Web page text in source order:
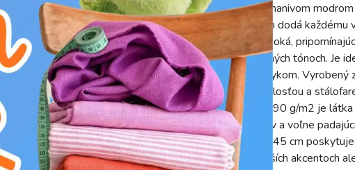
Ponorte sa do elegancie s naším saténom Cobalt v podmanivom
satén s luxusným leskom a hodvábne hladkým povrchom dodá každému
sofistikovanosti. Jeho intenzívna modrá farba je živá a hlboká,
upúta pozornosť, či už pri dennom svetle alebo vo večerných tónoch. Je
materiál s výrazným vizuálnym efektom a príjemným dotykom.
satén sa vyznačuje vynikajúcou odolnosťou, tvarovou stálosťou a
dlhotrvajúcu krásu vašich výtvorov. Vďaka nízkej gramáži 90 g/m2 je látka
splývavá, čo ju predurčuje na tvorbu elegantných záhybov a voľne
naopak, jemne kopíruje línie tela alebo predmety. Šírka 145 cm
rôzne strihy a dizajnérske nápady, či už pracujete na menších akcentoch